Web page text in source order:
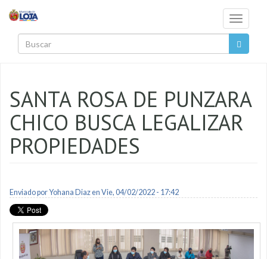
Toggle
SANTA ROSA DE PUNZARA
CHICO BUSCA LEGALIZAR
PROPIEDADES
Enviado porYohana Diazen Vie, 04/02/2022 - 17:42